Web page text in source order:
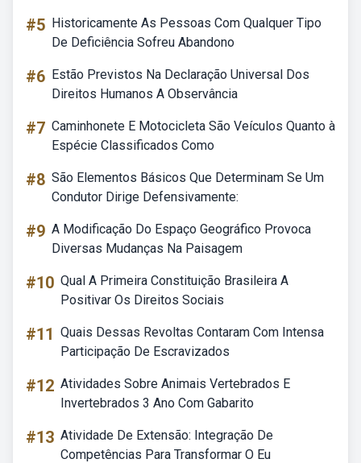
#5 Historicamente As Pessoas Com Qualquer Tipo
De Deficiência Sofreu Abandono
#6 Estão Previstos Na Declaração Universal Dos
Direitos Humanos A Observância
#7 Caminhonete E Motocicleta São Veículos Quanto à
Espécie Classificados Como
#8 São Elementos Básicos Que Determinam Se Um
Condutor Dirige Defensivamente:
#9 A Modificação Do Espaço Geográfico Provoca
Diversas Mudanças Na Paisagem
#10 Qual A Primeira Constituição Brasileira A
Positivar Os Direitos Sociais
#11 Quais Dessas Revoltas Contaram Com Intensa
Participação De Escravizados
#12 Atividades Sobre Animais Vertebrados E
Invertebrados 3 Ano Com Gabarito
#13 Atividade De Extensão: Integração De
Competências Para Transformar O Eu